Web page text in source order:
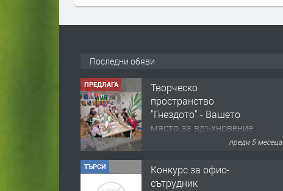
Последни обяви
ТЪРСИ
Конкурс за офис-
сътрудник
преди 8 месеца
ПРЕДЛАГА Домашна помощница